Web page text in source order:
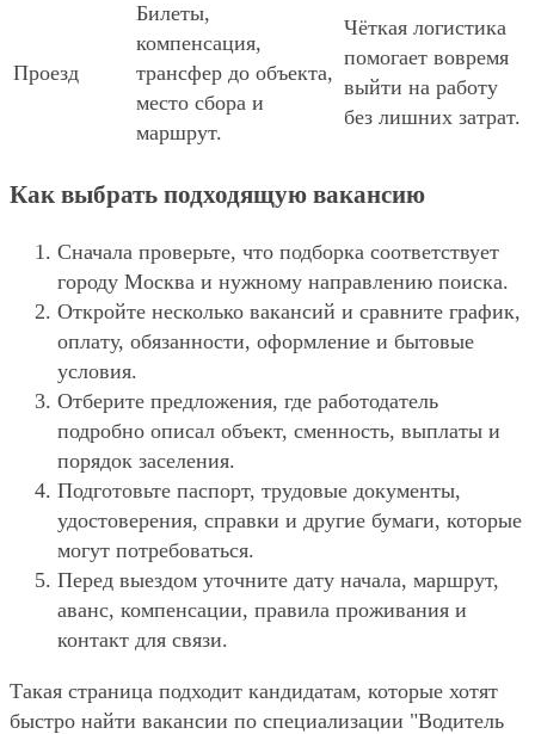
Проезд
Билеты,
компенсация,
трансфер до объекта,
место сбора и
маршрут.
Чёткая логистика
помогает вовремя
выйти на работу
без лишних затрат.
Как выбрать подходящую вакансию
Сначала проверьте, что подборка соответствует
городу Москва и нужному направлению поиска.
Откройте несколько вакансий и сравните график,
оплату, обязанности, оформление и бытовые
условия.
Отберите предложения, где работодатель
подробно описал объект, сменность, выплаты и
порядок заселения.
Подготовьте паспорт, трудовые документы,
удостоверения, справки и другие бумаги, которые
могут потребоваться.
Перед выездом уточните дату начала, маршрут,
аванс, компенсации, правила проживания и
контакт для связи.
Такая страница подходит кандидатам, которые хотят
быстро найти вакансии по специализации "Водитель